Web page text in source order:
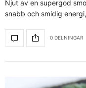
Njut av en supergod
snabb och smidig
0 DELNINGAR